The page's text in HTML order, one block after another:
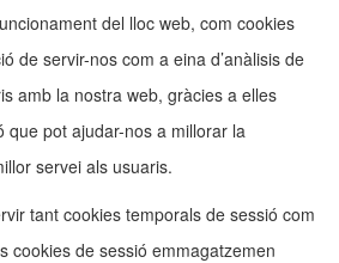
del lloc web, com cookies
de servir-nos com a eina d’anàlisis de
amb la nostra web, gràcies a elles
que pot ajudar-nos a millorar la
servei als usuaris.
tant cookies temporals de sessió com
cookies de sessió emmagatzemen